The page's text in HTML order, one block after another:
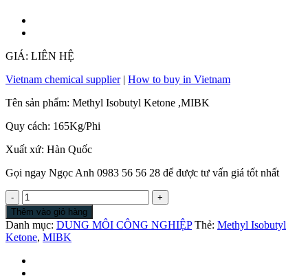
GIÁ: LIÊN HỆ
Vietnam chemical supplier| How to buy in Vietnam
Tên sản phẩm: Methyl Isobutyl Ketone ,MIBK
Quy cách: 165Kg/Phi
Xuất xứ: Hàn Quốc
Gọi ngay Ngọc Anh 0983 56 56 28 để được tư vấn giá tốt nhất
Methyl
Isobutyl
Ketone
|
MIBK
số
lượng
Thêm vào giỏ hàng
Danh mục: DUNG MÔI CÔNG NGHIỆP Thẻ: Methyl Isobutyl
Ketone, MIBK